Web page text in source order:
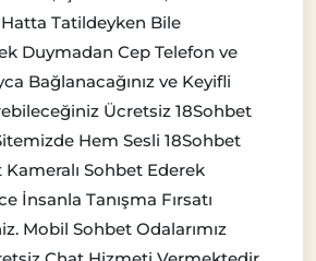
Tatildeyken Bile
Duymadan Cep Telefon ve
Bağlanacağınız ve Keyifli
Ücretsiz 18Sohbet
Hem Sesli 18Sohbet
Sohbet Ederek
İnsanla Tanışma Fırsatı
Mobil Sohbet Odalarımız